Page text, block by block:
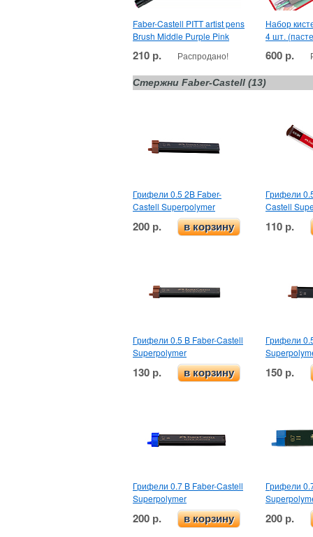
Faber-Castell PITT artist pens
Brush Middle Purple Pink
210 р. Распродано!
Набор
4 шт.
600 р.
Стержни Faber-Castell (13)
Грифели 0.5 2B Faber-
Castell Superpolymer
200 р. в корзину
Грифели
Castell
110 р.
Грифели 0.5 B Faber-Castell
Superpolymer
130 р. в корзину
Грифели
150 р.
Грифели 0.7 B Faber-Castell
Superpolymer
200 р. в корзину
Грифели
200 р.